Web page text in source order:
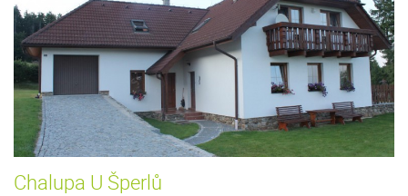
Chalupa U Šperlů